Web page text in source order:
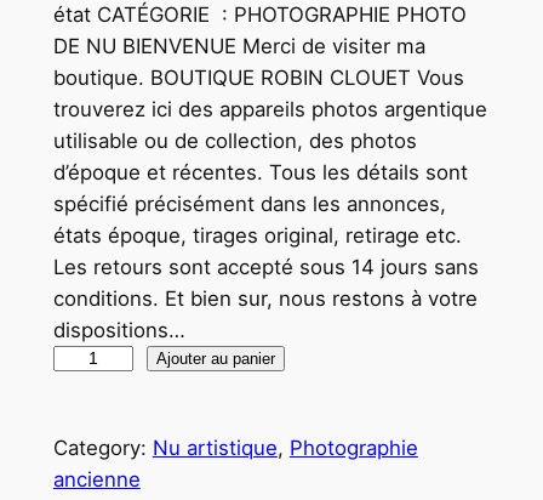
état CATÉGORIE : PHOTOGRAPHIE PHOTO
DE NU BIENVENUE Merci de visiter ma
boutique. BOUTIQUE ROBIN CLOUET Vous
trouverez ici des appareils photos argentique
utilisable ou de collection, des photos
d’époque et récentes. Tous les détails sont
spécifié précisément dans les annonces,
états époque, tirages original, retirage etc.
Les retours sont accepté sous 14 jours sans
conditions. Et bien sur, nous restons à votre
dispositions…
n
t
Ajouter au panier
Category: Nu artistique, Photographie
ancienne